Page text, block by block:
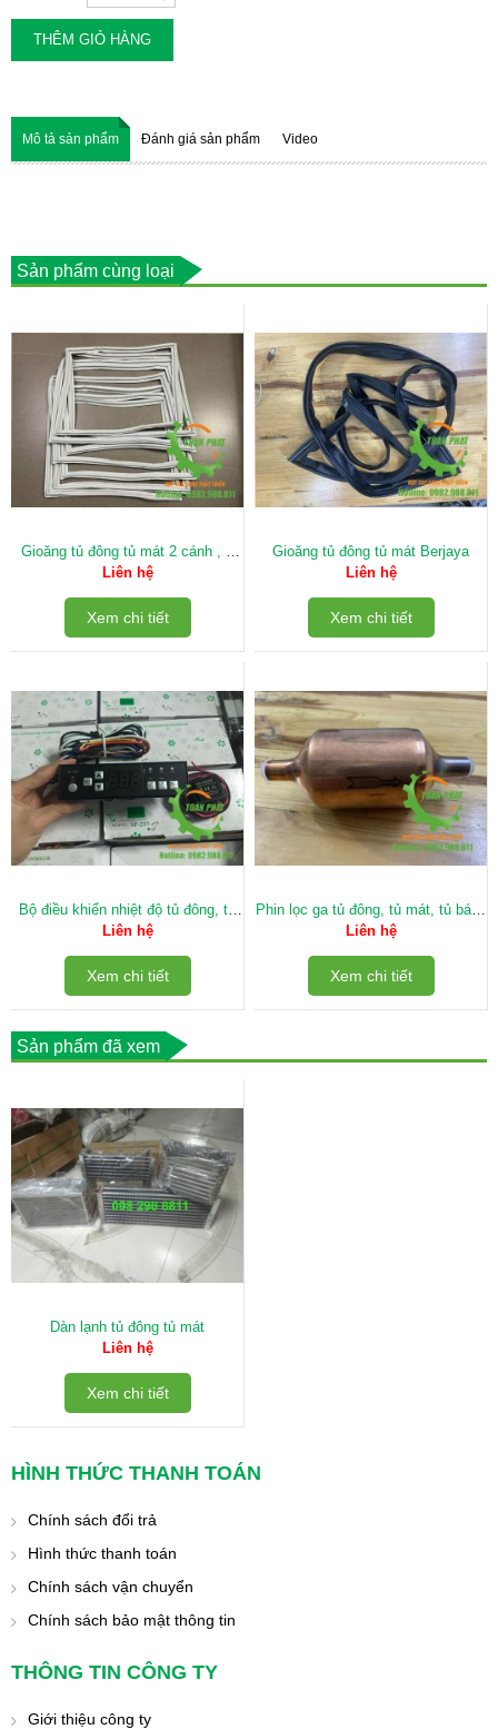
THÊM GIỎ HÀNG
Mô tả sản phẩm Đánh giá sản phẩm Video
Sản phẩm cùng loại
Gioăng tủ đông tủ mát 2 cánh , 3
cánh, 4 cánh, 6 cánh
Liên hệ
Xem chi tiết
Gioăng tủ đông tủ mát Berjaya
Liên hệ
Xem chi tiết
Bộ điều khiển nhiệt độ tủ đông, tủ
mát, kho đông, kho mát
Liên hệ
Xem chi tiết
Phin lọc ga tủ đông, tủ mát, tủ bánh
sinh nhật
Liên hệ
Xem chi tiết
Sản phẩm đã xem
Dàn lạnh tủ đông tủ mát
Liên hệ
Xem chi tiết
HÌNH THỨC THANH TOÁN
Chính sách đổi trả
Hình thức thanh toán
Chính sách vận chuyển
Chính sách bảo mật thông tin
THÔNG TIN CÔNG TY
Giới thiệu công ty